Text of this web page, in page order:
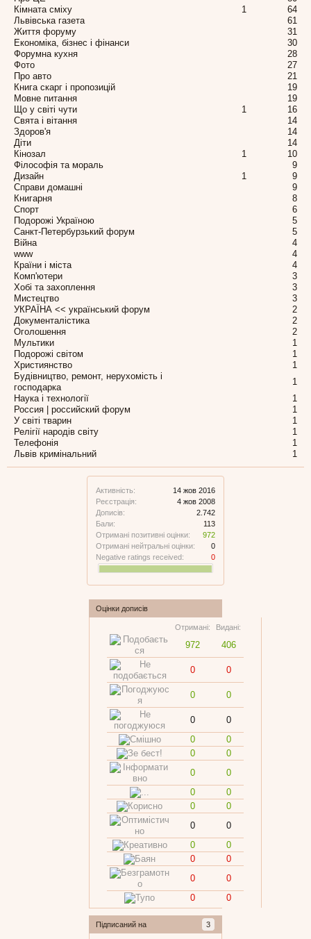
Активність:
14 жов 2016
Реєстрація:
4 жов 2008
Дописів:
2.742
Бали:
113
Отримані позитивні оцінки:
972
Отримані нейтральні оцінки:
0
Negative ratings received:
0
Оцінки дописів
Отримані: Видані:
972 406
0 0
0 0
0
0
0
0
0
0
0
0
0
0
0
0
0
0
0
0
0
0
0
0
0
0
Підписаний на 3
Кімната сміху
1
64
Львівська газета
61
Життя форуму
31
Економіка, бізнес і фінанси
30
Форумна кухня
28
Фото
27
Про авто
21
Книга скарг і пропозицій
19
Мовне питання
19
Що у світі чути
1
16
Свята і вітання
14
Здоров'я
14
Діти
14
Кінозал
1
10
Філософія та мораль
9
Дизайн
1
9
Справи домашні
9
Книгарня
8
Спорт
6
Подорожі Україною
5
Санкт-Петербурзький форум
5
Війна
4
www
4
Країни і міста
4
Комп'ютери
3
Хобі та захоплення
3
Мистецтво
3
УКРАЇНА << український форум
2
Документалістика
2
Оголошення
2
Мультики
1
Подорожі світом
1
Християнство
1
Будівництво, ремонт, нерухомість і
господарка
1
Наука і технології
1
Россия | российский форум
1
У світі тварин
1
Релігії народів світу
1
Телефонія
1
Львів кримінальний
1